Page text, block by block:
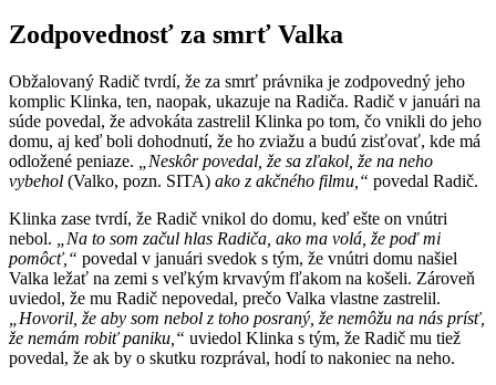
Zodpovednosť za smrť Valka
Obžalovaný Radič tvrdí, že za smrť právnika je zodpovedný jeho
komplic Klinka, ten, naopak, ukazuje na Radiča. Radič v januári na
súde povedal, že advokáta zastrelil Klinka po tom, čo vnikli do jeho
domu, aj keď boli dohodnutí, že ho zviažu a budú zisťovať, kde má
odložené peniaze. „Neskôr povedal, že sa zľakol, že na neho
vybehol (Valko, pozn. SITA) ako z akčného filmu,“ povedal Radič.
Klinka zase tvrdí, že Radič vnikol do domu, keď ešte on vnútri
nebol.
„Na to som začul hlas Radiča, ako ma volá, že poď mi
pomôcť,“ povedal v januári svedok s tým, že vnútri domu našiel
Valka ležať na zemi s veľkým krvavým fľakom na košeli. Zároveň
uviedol, že mu Radič nepovedal, prečo Valka vlastne zastrelil.
„Hovoril, že aby som nebol z toho posraný, že nemôžu na nás prísť,
že nemám robiť paniku,“ uviedol Klinka s tým, že Radič mu tiež
povedal, že ak by o skutku rozprával, hodí to nakoniec na neho.